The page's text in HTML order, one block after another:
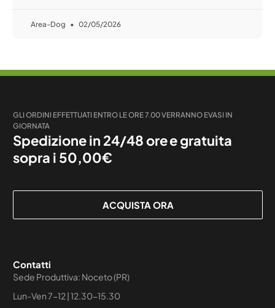
Area-Dog 02/05/2026
GLI ORDINI EFFETTUATI ENTRO LE ORE 7.00 VERRANNO EVASI IN
GIORNATA
Spedizione in 24/48 ore e gratuita
sopra i 50,00€
ACQUISTA ORA
Contatti
Sede Produttiva: Noceto (PR)
Lun-Ven 7-12 | 12.30-15.30